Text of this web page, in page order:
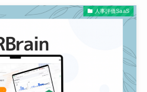
人事評価SaaS